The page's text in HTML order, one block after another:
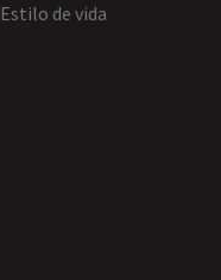
Estilo de vida